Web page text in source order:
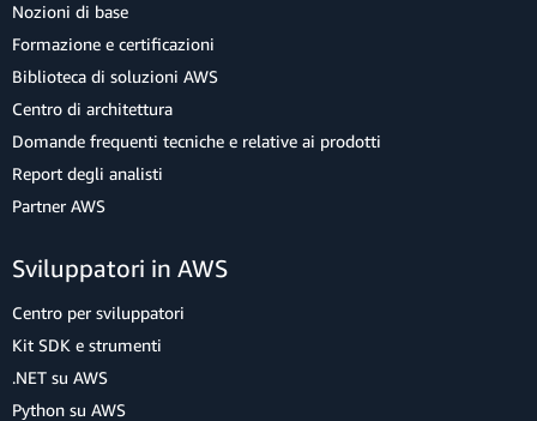
Nozioni di base
Formazione e certificazioni
Biblioteca di soluzioni AWS
Centro di architettura
Domande frequenti tecniche e relative ai prodotti
Report degli analisti
Partner AWS
Sviluppatori in AWS
Centro per sviluppatori
Kit SDK e strumenti
.NET su AWS
Python su AWS